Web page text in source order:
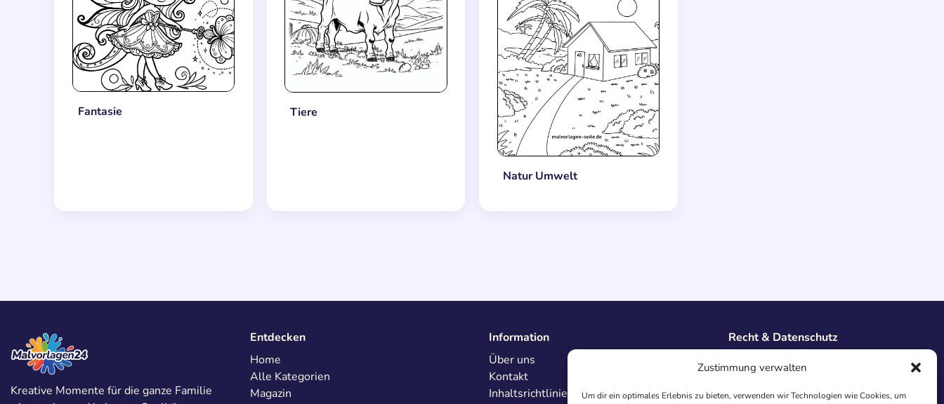
Zustimmung verwalten
Um dir ein optimales Erlebnis zu bieten, verwenden wir Technologien wie Cookies, um
Fantasie Tiere
Natur Umwelt
Kreative Momente für die ganze Familie
Entdecken
Home
Alle Kategorien
Magazin
Information
Über uns
Kontakt
Inhaltsrichtlinien
Recht & Datenschutz
Datenschutz
AGB